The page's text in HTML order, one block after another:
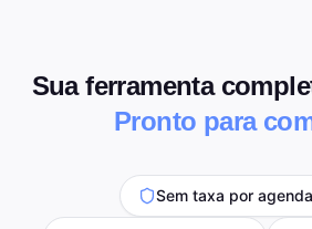
Sua ferramenta
Pronto para
Sem taxa por